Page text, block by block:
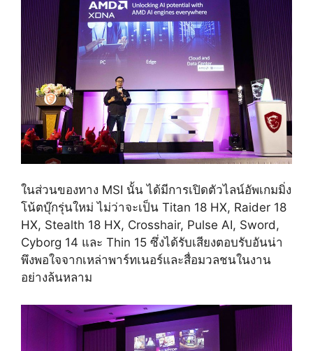
ในส่วนของทาง MSI นั้น ได้มีการเปิดตัวไลน์อัพเกมมิ่ง
โน้ตบุ๊กรุ่นใหม่ ไม่ว่าจะเป็น Titan 18 HX, Raider 18
HX, Stealth 18 HX, Crosshair, Pulse AI, Sword,
Cyborg 14 และ Thin 15 ซึ่งได้รับเสียงตอบรับอันน่า
พึงพอใจจากเหล่าพาร์ทเนอร์และสื่อมวลชนในงาน
อย่างล้นหลาม